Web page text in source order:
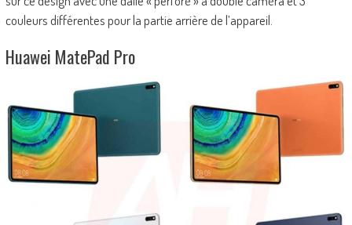
couleurs différentes pour la partie arrière de l’appareil.
Huawei MatePad Pro